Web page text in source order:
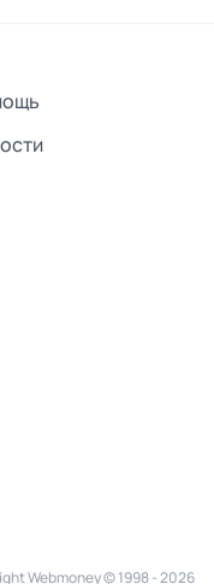
Webmoney © 1998 - 2026